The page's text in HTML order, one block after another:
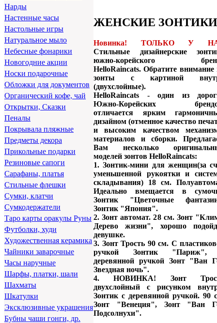
Нарды
Настенные часы
Настольные игры
Натуральное мыло
Небесные фонарики
Новогодние акции
Носки подарочные
Обложки для документов
Органический кофе, чай
Открытки, Сказки
Пеналы
Покрывала пляжные
Предметы декора
Прикольные подарки
Резиновые сапоги
Сарафаны, платья
Стильные флешки
Сумки, клатчи
Сумкодержатели
Таро карты оракулы Руны
Футболки, худи
Художественная керамика
Чайники заварочные
Часы наручные
Шарфы, платки, шали
Шахматы
Шкатулки
Эксклюзивные украшения
Бубны чаши гонги, др.
ЖЕНСКИЕ
Новинка! ТОЛЬКО У
Стильные дизайнерские
южно-корейского
HelloRaincats. Обратите внимание
зонты с картиной
(двухслойные).
HelloRaincats - один из
Южно-Корейских
отличается ярким
дизайном (отменное качество
и высоким качеством
материалов и сборки.
Вам несколько
моделей зонтов HelloRaincats:
1. Зонтик-мини для женщин(за
уменьшенной рукоятки и
складывания) 18 см.
Идеально вмещается в
Зонтик "Цветочные
Зонтик "Япония".
2. Зонт автомат. 28 см. Зонт
Дерево жизни", хорошо
девушке.
3. Зонт Трость 90 см. С
ручкой Зонтик "Париж",
деревянной ручкой Зонт "Ван
Звездная ночь".
4. НОВИНКА! Зонт
двухслойный с рисунком
Зонтик с деревянной ручкой. 90
Зонт "Венеция", Зонт "Ван
Подсолнухи".